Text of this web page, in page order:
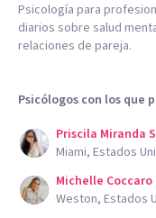
Psicología para
diarios sobre salud
relaciones de pareja.
Psicólogos con los que
Priscila Miranda
Miami, Estados
Michelle
Weston, Estados